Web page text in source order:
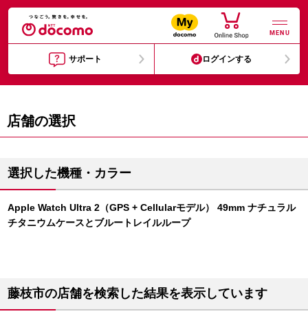
MENU
サポート ログインする
店舗の選択
選択した機種・カラー
Apple Watch Ultra 2（GPS + Cellularモデル） 49mm ナチュラル
チタニウムケースとブルートレイルループ
藤枝市の店舗を検索した結果を表示しています